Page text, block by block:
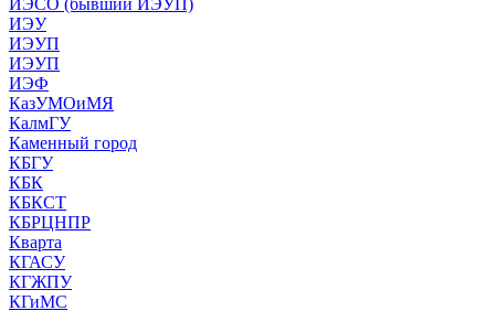
ИЭУ
ИЭУП
ИЭУП
ИЭФ
КазУМОиМЯ
КалмГУ
Каменный город
КБГУ
КБК
КБКСТ
КБРЦНПР
Кварта
КГАСУ
КГЖПУ
КГиМС